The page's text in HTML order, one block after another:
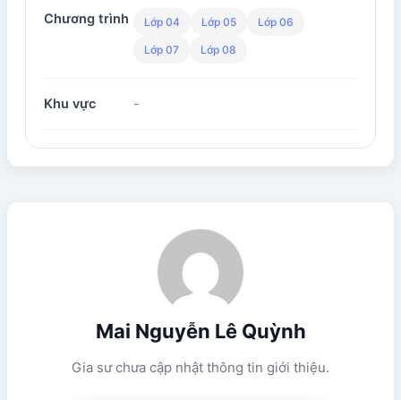
Chương trình Lớp 04 Lớp 05 Lớp 06
Lớp 07 Lớp 08
Khu vực -
Mai Nguyễn Lê Quỳnh
Gia sư chưa cập nhật thông tin giới thiệu.